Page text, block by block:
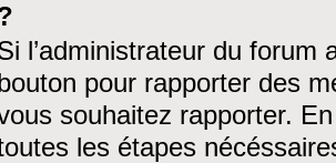
l’administrateur du forum
pour rapporter des
souhaitez rapporter.
les étapes